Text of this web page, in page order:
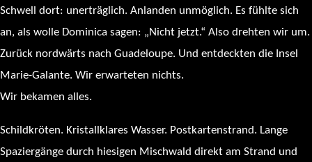
Schwell dort: unerträglich. Anlanden unmöglich. Es fühlte sich
an, als wolle Dominica sagen: „Nicht jetzt.“ Also drehten wir um.
Zurück nordwärts nach Guadeloupe. Und entdeckten die Insel
Marie-Galante. Wir erwarteten nichts.
Wir bekamen alles.
Schildkröten. Kristallklares Wasser. Postkartenstrand. Lange
Spaziergänge durch hiesigen Mischwald direkt am Strand und